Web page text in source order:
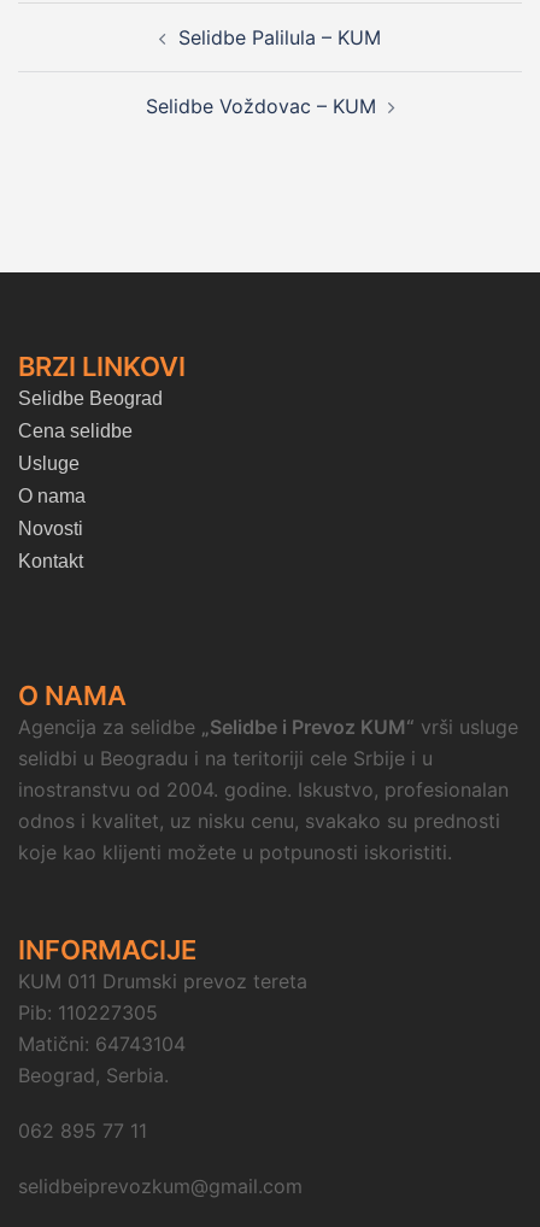
navigation Selidbe Palilula – KUM
Selidbe Voždovac – KUM
BRZI LINKOVI
Selidbe Beograd
Cena selidbe
Usluge
O nama
Novosti
Kontakt
O NAMA
Agencija za selidbe „Selidbe i Prevoz KUM“ vrši usluge
selidbi u Beogradu i na teritoriji cele Srbije i u
inostranstvu od 2004. godine. Iskustvo, profesionalan
odnos i kvalitet, uz nisku cenu, svakako su prednosti
koje kao klijenti možete u potpunosti iskoristiti.
INFORMACIJE
KUM 011 Drumski prevoz tereta
Pib: 110227305
Matični: 64743104
Beograd, Serbia.
062 895 77 11
selidbeiprevozkum@gmail.com